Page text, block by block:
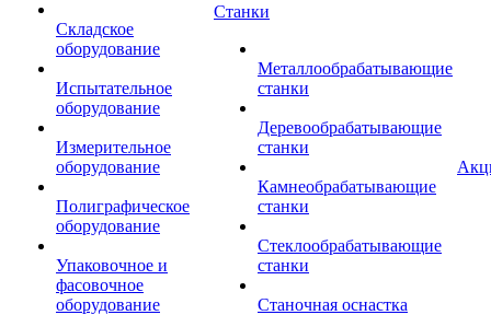
Складское
оборудование
Испытательное
оборудование
Измерительное
оборудование
Полиграфическое
оборудование
Упаковочное и
фасовочное
оборудование
Станки
Металлообрабатывающие
станки
Деревообрабатывающие
станки
Камнеобрабатывающие
станки
Стеклообрабатывающие
станки
Станочная оснастка